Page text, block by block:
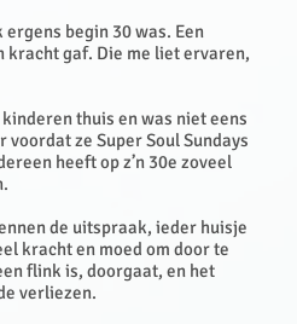
begin 30 was. Een
kracht gaf. Die me liet ervaren,
thuis en was niet eens
ze Super Soul Sundays
heeft op z’n 30e zoveel
de uitspraak, ieder huisje
kracht en moed om door te
flink is, doorgaat, en het
verliezen.